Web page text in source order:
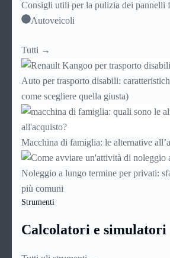
Consigli utili per la pulizia dei pannelli
Autoveicoli
Tutti →
Auto per trasporto disabili:
come scegliere quella giusta)
Macchina di famiglia: le alternative
Noleggio a lungo termine per privati:
più comuni
Strumenti
Calcolatori e simulatori